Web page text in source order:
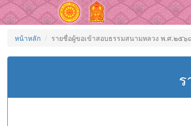
หน้าหลัก รายชื่อผู้ขอเข้าสอบธรรมสนามหลวง พ.ศ.๒๕๖